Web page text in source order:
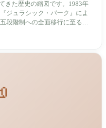
きた歴史の縮図です。1983年
ジュラシック・パーク』によ
段階制への全面移行に至るま
に関する長期的な進化を記録